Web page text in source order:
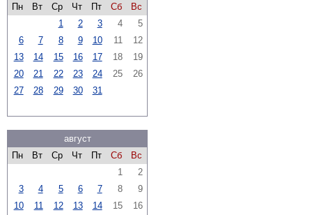
Пн
Вт Ср Чт Пт Сб
Вс
1
2 3 4
5
6
7 8 9 10 11
12
13
14 15 16 17 18
19
20
21 22 23 24 25
26
27
28 29 30 31
август
Пн
Вт Ср Чт Пт Сб
Вс
1
2
3
4 5 6 7 8
9
10
11 12 13 14 15
16